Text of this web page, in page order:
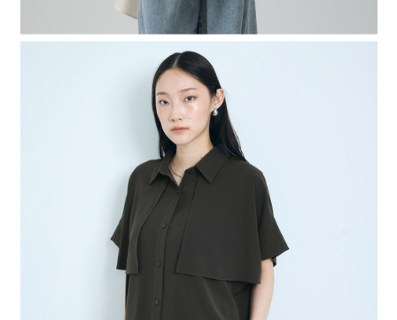
５．嚴禁一人註冊多個帳號或使用他人資訊註冊。若發現惡意使用之情形，
恩沛科技股份有限公司將有權停止該用戶之使用額度並採取法律行動。